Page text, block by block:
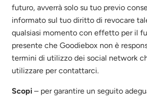
futuro, avverrà solo su tuo previo
informato sul tuo diritto di revocare
qualsiasi momento con effetto per il
presente che Goodiebox non è
termini di utilizzo dei social network
utilizzare per contattarci.
Scopi – per garantire un seguito